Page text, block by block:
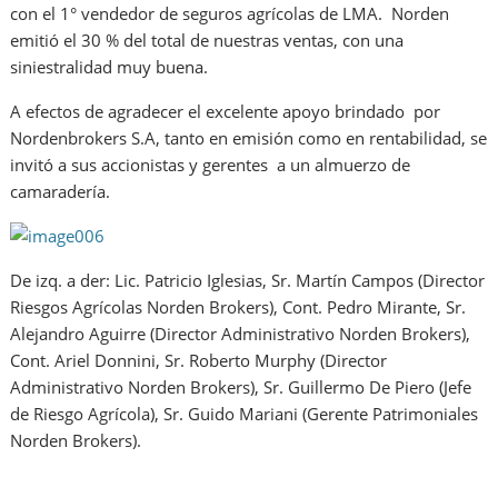
con el 1° vendedor de seguros agrícolas de LMA. Norden
emitió el 30 % del total de nuestras ventas, con una
siniestralidad muy buena.
A efectos de agradecer el excelente apoyo brindado por
Nordenbrokers S.A, tanto en emisión como en rentabilidad, se
invitó a sus accionistas y gerentes a un almuerzo de
camaradería.
De izq. a der: Lic. Patricio Iglesias, Sr. Martín Campos (Director
Riesgos Agrícolas Norden Brokers), Cont. Pedro Mirante, Sr.
Alejandro Aguirre (Director Administrativo Norden Brokers),
Cont. Ariel Donnini, Sr. Roberto Murphy (Director
Administrativo Norden Brokers), Sr. Guillermo De Piero (Jefe
de Riesgo Agrícola), Sr. Guido Mariani (Gerente Patrimoniales
Norden Brokers).